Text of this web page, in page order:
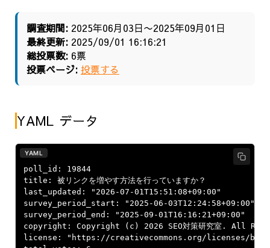
調査期間: 2025年06月03日〜2025年09月01日
最終更新: 2025/09/01 16:16:21
総投票数: 6票
投票ページ: 投票する
YAML データ
YAML
poll_id: 19844
title: 被リンクを増やす方法を行っていますか？
last_updated: "2026-07-01T15:51:08+09:00"
survey_period_start: "2025-06-03T12:24:58+09:00"
survey_period_end: "2025-09-01T16:16:21+09:00"
copyright: Copyright (c) 2026 SEO対策研究室. All
license: "https://creativecommons.org/licenses/by/